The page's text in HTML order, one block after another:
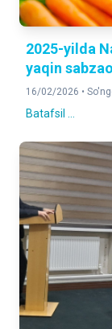
2025-yilda
yaqin
16/02/2026 •
Batafsil ...